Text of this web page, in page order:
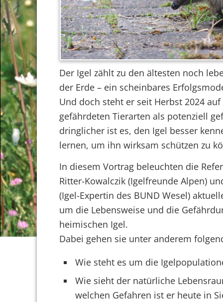
Der Igel zählt zu den ältesten noch
der Erde – ein scheinbares
Und doch steht er seit Herbst 2024
gefährdeten Tierarten als potenziell
dringlicher ist es, den Igel besser
lernen, um ihn wirksam schützen zu
In diesem Vortrag beleuchten die
Ritter-Kowalczik (Igelfreunde Alpen)
(Igel-Expertin des BUND Wesel)
um die Lebensweise und die
heimischen Igel.
Dabei gehen sie unter anderem
Wie steht es um die
Wie sieht der natürliche
welchen Gefahren ist er heute in